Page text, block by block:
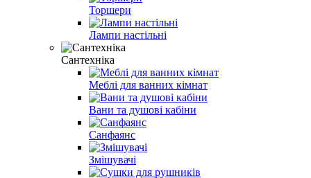
Торшери
Лампи настільні
Сантехніка
Меблі для ванних кімнат
Вани та душові кабіни
Санфаянс
Змішувачі